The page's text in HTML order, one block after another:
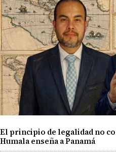
El principio de legalidad no
Humala enseña a Panamá